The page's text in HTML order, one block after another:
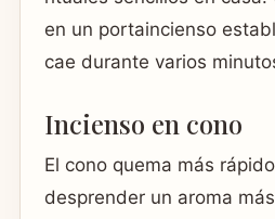
en un portaincienso
cae durante varios
Incienso en cono
El cono quema más
desprender un aroma